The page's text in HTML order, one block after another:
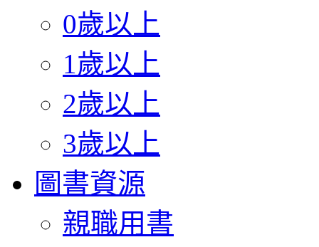
0歲以上
1歲以上
2歲以上
3歲以上
圖書資源
親職用書